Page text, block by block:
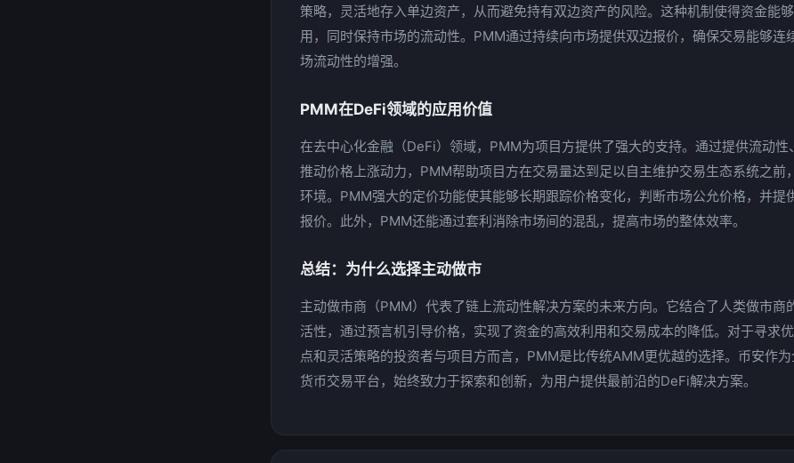
策略，灵活地存入单边资产，从而避免持有双边资产的风险。这种机制使得资金能
用，同时保持市场的流动性。PMM通过持续向市场提供双边报价，确保交易能够连
场流动性的增强。
PMM在DeFi领域的应用价值
在去中心化金融（DeFi）领域，PMM为项目方提供了强大的支持。通过提供流动性
推动价格上涨动力，PMM帮助项目方在交易量达到足以自主维护交易生态系统之前
环境。PMM强大的定价功能使其能够长期跟踪价格变化，判断市场公允价格，并提
报价。此外，PMM还能通过套利消除市场间的混乱，提高市场的整体效率。
总结：为什么选择主动做市
主动做市商（PMM）代表了链上流动性解决方案的未来方向。它结合了人类做市商
活性，通过预言机引导价格，实现了资金的高效利用和交易成本的降低。对于寻求
点和灵活策略的投资者与项目方而言，PMM是比传统AMM更优越的选择。币安作
货币交易平台，始终致力于探索和创新，为用户提供最前沿的DeFi解决方案。